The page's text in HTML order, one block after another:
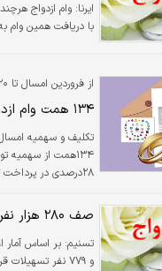
ایرنا: وام ازدواج
با دریافت همین وام
از فروردین امسال تا ۲۰ دی‌ماه
۱۳۴ همت وام ازدواج به متقاضیان پرداخت شد
۲۸درصدی در
ازدواج بود که رقم
صف ۲۸۰ هزار نفری وام ازدواج +جزئیات
تسنیم:
و ۷۷۹ نفر تسهیلات قرض الحسنه ازدواج پرداخت کرده است.